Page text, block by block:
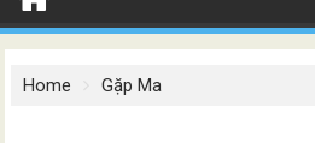
Home Gặp Ma